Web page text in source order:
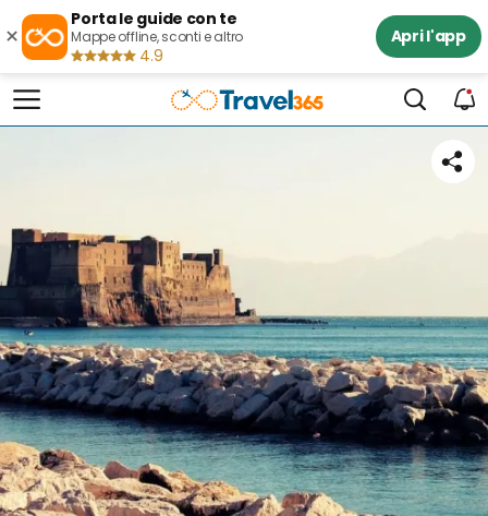
×
Porta le guide con te
Mappe offline, sconti e altro
4.9
Apri l'app